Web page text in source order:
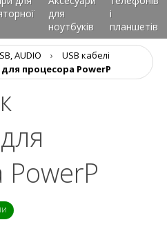
для
ноутбуків
і
планшетів
AUDIO ›
USB кабелі
процесора PowerP